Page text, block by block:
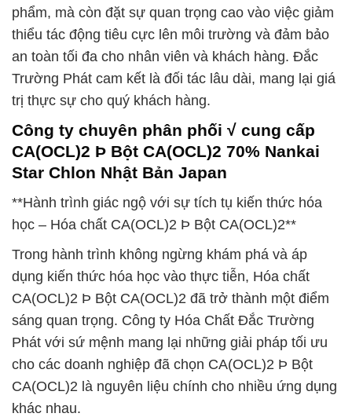
phẩm, mà còn đặt sự quan trọng cao vào việc giảm
thiểu tác động tiêu cực lên môi trường và đảm bảo
an toàn tối đa cho nhân viên và khách hàng. Đắc
Trường Phát cam kết là đối tác lâu dài, mang lại giá
trị thực sự cho quý khách hàng.
Công ty chuyên phân phối √ cung cấp
CA(OCL)2 Þ Bột CA(OCL)2 70% Nankai
Star Chlon Nhật Bản Japan
**Hành trình giác ngộ với sự tích tụ kiến thức hóa
học – Hóa chất CA(OCL)2 Þ Bột CA(OCL)2**
Trong hành trình không ngừng khám phá và áp
dụng kiến thức hóa học vào thực tiễn, Hóa chất
CA(OCL)2 Þ Bột CA(OCL)2 đã trở thành một điểm
sáng quan trọng. Công ty Hóa Chất Đắc Trường
Phát với sứ mệnh mang lại những giải pháp tối ưu
cho các doanh nghiệp đã chọn CA(OCL)2 Þ Bột
CA(OCL)2 là nguyên liệu chính cho nhiều ứng dụng
khác nhau.